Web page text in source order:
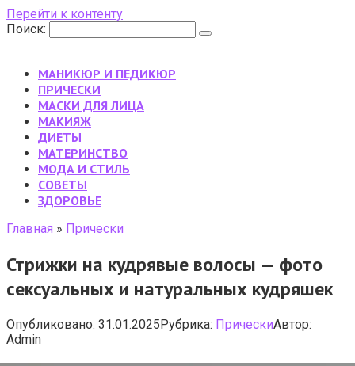
Перейти к контенту
Поиск:
МАНИКЮР И ПЕДИКЮР
ПРИЧЕСКИ
МАСКИ ДЛЯ ЛИЦА
МАКИЯЖ
ДИЕТЫ
МАТЕРИНСТВО
МОДА И СТИЛЬ
CОВЕТЫ
ЗДОРОВЬЕ
Главная » Прически
Стрижки на кудрявые волосы — фото
сексуальных и натуральных кудряшек
Опубликовано: 31.01.2025Рубрика: ПрическиАвтор:
Admin